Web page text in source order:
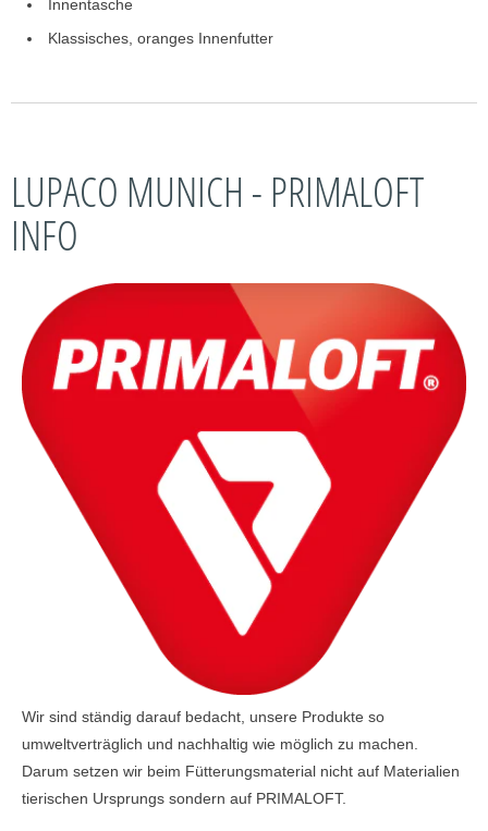
Innentasche
Klassisches, oranges Innenfutter
LUPACO MUNICH - PRIMALOFT
INFO
Wir sind ständig darauf bedacht, unsere Produkte so
umweltverträglich und nachhaltig wie möglich zu machen.
Darum setzen wir beim Fütterungsmaterial nicht auf Materialien
tierischen Ursprungs sondern auf PRIMALOFT.